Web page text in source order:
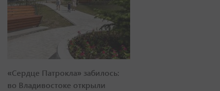
«Сердце Патрокла» забилось:
во Владивостоке открыли